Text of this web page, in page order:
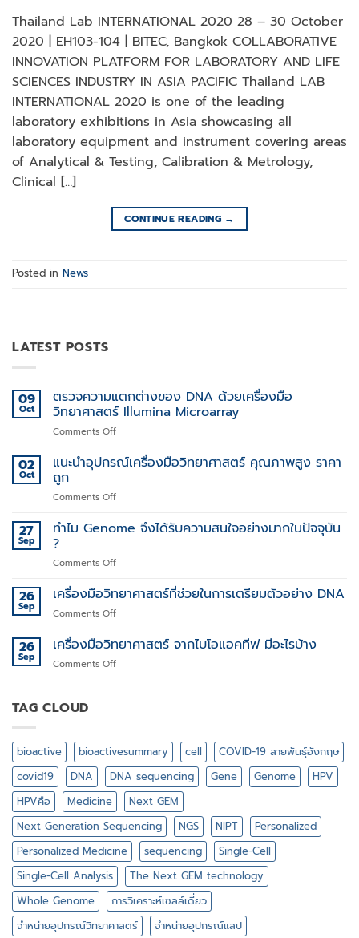
Thailand Lab INTERNATIONAL 2020 28 – 30 October
2020 | EH103-104 | BITEC, Bangkok COLLABORATIVE
INNOVATION PLATFORM FOR LABORATORY AND LIFE
SCIENCES INDUSTRY IN ASIA PACIFIC Thailand LAB
INTERNATIONAL 2020 is one of the leading
laboratory exhibitions in Asia showcasing all
laboratory equipment and instrument covering areas
of Analytical & Testing, Calibration & Metrology,
Clinical […]
CONTINUE READING →
Posted in News
LATEST POSTS
09
Oct
ตรวจความแตกต่างของ DNA ด้วยเครื่องมือ
วิทยาศาสตร์ Illumina Microarray
Comments Offon
ความ
ของ
ด้วย
Microarray
02
Oct
แนะนำอุปกรณ์เครื่องมือวิทยาศาสตร์ คุณภาพสูง ราคา
ถูก
Comments Offon
อุปกรณ์
วิทยาศาสตร์
สูง
27
Sep
ทำไม Genome จึงได้รับความสนใจอย่างมากในปัจจุบัน
?
Comments Offon
Genome
ได้
ความ
สนใจ
26
Sep
เครื่องมือวิทยาศาสตร์ที่ช่วยในการเตรียมตัวอย่าง DNA
Comments Offon
มือ
ที่
ตัวอย่าง
DNA
26
Sep
เครื่องมือวิทยาศาสตร์ จากไบโอแอคทีฟ มีอะไรบ้าง
Comments Offon
โอ
แอ
คทีฟ
มี
อะไร
บ้าง
TAG CLOUD
bioactive bioactivesummary cell
COVID-19 สายพันธุ์อังกฤษ
covid19
DNA DNA sequencing Gene Genome
HPV
HPVคือ
Medicine
Next GEM
Next Generation Sequencing
NGS NIPT
Personalized
Personalized Medicine
sequencing
Single-Cell
Single-Cell Analysis
The Next GEM technology
Whole Genome
การวิเคราะห์เซลล์เดี่ยว
จำหน่ายอุปกรณ์วิทยาศาสตร์
จำหน่ายอุปกรณ์แลป